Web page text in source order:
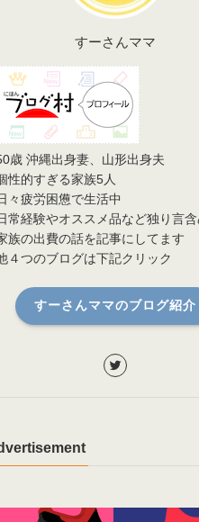
すーさんママ
歳 沖縄出身妻、山形出身夫
性的すぎる家族5人
々疲労困憊で生活中
常経験やオススメ品など独り言含
族の出費の話を記事にしてます
４つのブログは下記クリック
すーさんママのブログ紹介